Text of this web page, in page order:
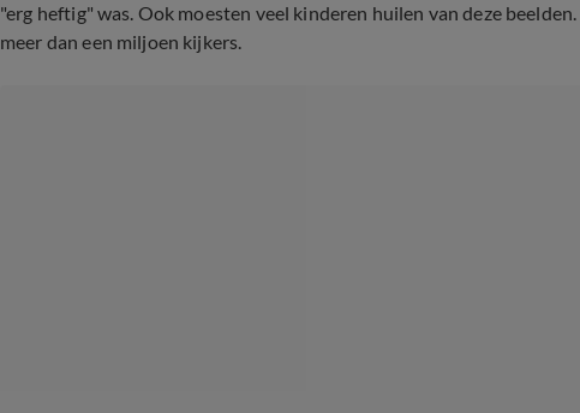
"erg heftig" was. Ook moesten veel kinderen huilen van deze
meer dan een miljoen kijkers.